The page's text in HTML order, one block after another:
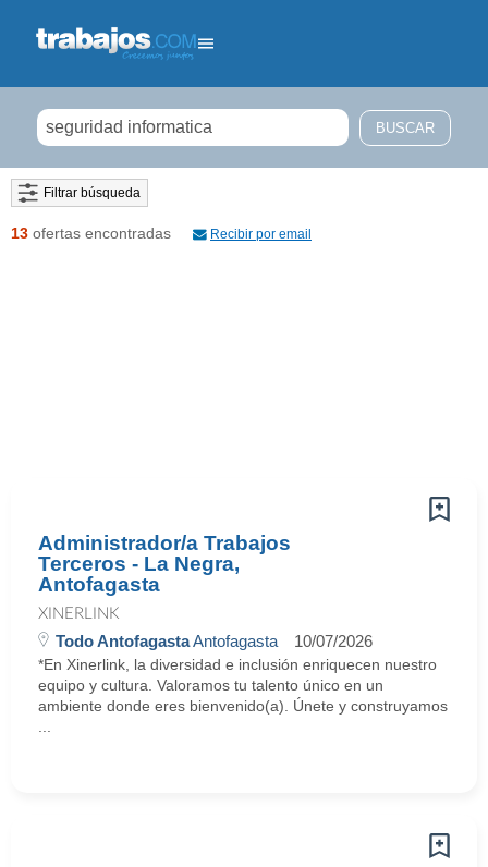
Filtrar búsqueda
13 ofertas encontradas Recibir por email
Administrador/a Trabajos
Terceros - La Negra,
Antofagasta
XINERLINK
Todo AntofagastaAntofagasta 10/07/2026
*En Xinerlink, la diversidad e inclusión enriquecen nuestro
equipo y cultura. Valoramos tu talento único en un
ambiente donde eres bienvenido(a). Únete y construyamos